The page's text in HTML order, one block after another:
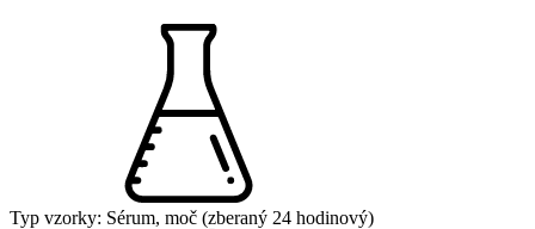
Typ vzorky: Sérum, moč (zberaný 24 hodinový)